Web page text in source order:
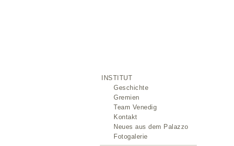
INSTITUT
Geschichte
Gremien
Team Venedig
Kontakt
Neues aus dem Palazzo
Fotogalerie